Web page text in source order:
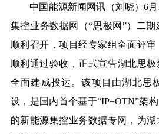
中国能源新闻网讯（刘晓）6月
集控业务数据网（“思极网”） 二期
顺利召开，项目经专家组全面评审
顺利通过验收， 正式宣告湖北思极
全面建成投运。该项目 由湖北思
设， 是国内首个基于“IP+OTN”架
的新能源集控业务数据专网，为湖